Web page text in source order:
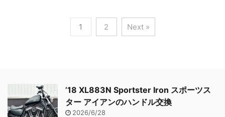
1 2 Next »
’18 XL883N Sportster Iron スポーツス
ター アイアンのハンドル交換
2026/6/28